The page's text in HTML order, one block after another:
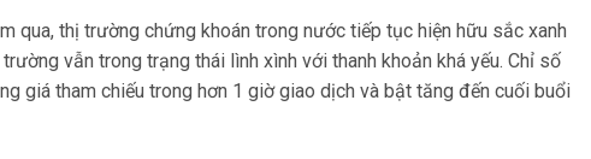
qua, thị trường chứng khoán trong nước tiếp tục hiện hữu sắc xanh
vẫn trong trạng thái lình xình với thanh khoản khá yếu. Chỉ số
giá tham chiếu trong hơn 1 giờ giao dịch và bật tăng đến cuối buổi